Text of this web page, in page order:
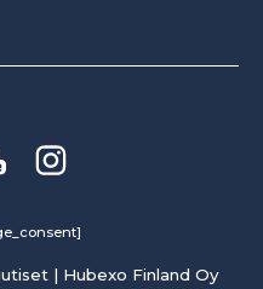
| Hubexo Finland Oy